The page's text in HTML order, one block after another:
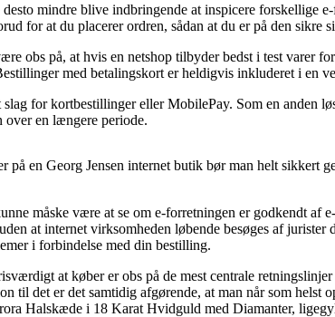
mindre blive indbringende at inspicere forskellige
for at du placerer ordren, sådan at du er på den sikre
obs på, at hvis en netshop tilbyder bedst i test varer
med betalingskort er heldigvis inkluderet i en
slag for kortbestillinger eller MobilePay. Som en anden
over en længere periode.
på en Georg Jensen internet butik bør man helt sikkert
måske være at se om e-forretningen er godkendt
at internet virksomheden løbende besøges af
i forbindelse med din bestilling.
at køber er obs på de mest centrale
til det er det samtidig afgørende, at man når som
Halskæde i 18 Karat Hvidguld med Diamanter,